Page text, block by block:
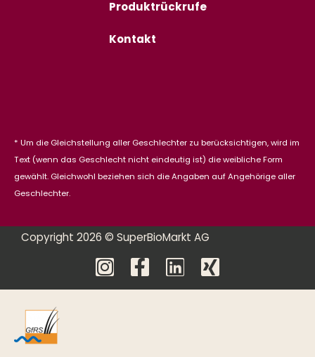
Produktrückrufe
Kontakt
* Um die Gleichstellung aller Geschlechter zu berücksichtigen, wird im
Text (wenn das Geschlecht nicht eindeutig ist) die weibliche Form
gewählt. Gleichwohl beziehen sich die Angaben auf Angehörige aller
Geschlechter.
Copyright 2026 © SuperBioMarkt AG